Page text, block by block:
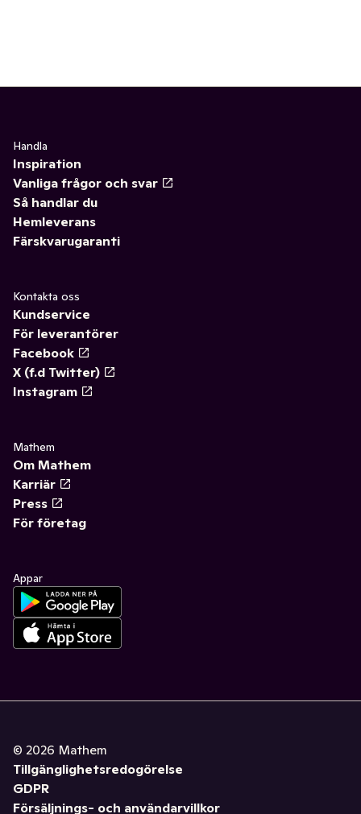
Handla
Inspiration
Vanliga frågor och svar
Så handlar du
Hemleverans
Färskvarugaranti
Kontakta oss
Kundservice
För leverantörer
Facebook
X (f.d Twitter)
Instagram
Mathem
Om Mathem
Karriär
Press
För företag
Appar
© 2026 Mathem
Tillgänglighetsredogörelse
GDPR
Försäljnings- och användarvillkor